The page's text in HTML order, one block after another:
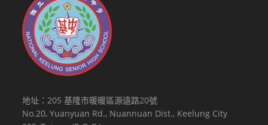
地址：205 基隆市暖暖區源遠路20號
No.20, Yuanyuan Rd., Nuannuan Dist., Keelung City